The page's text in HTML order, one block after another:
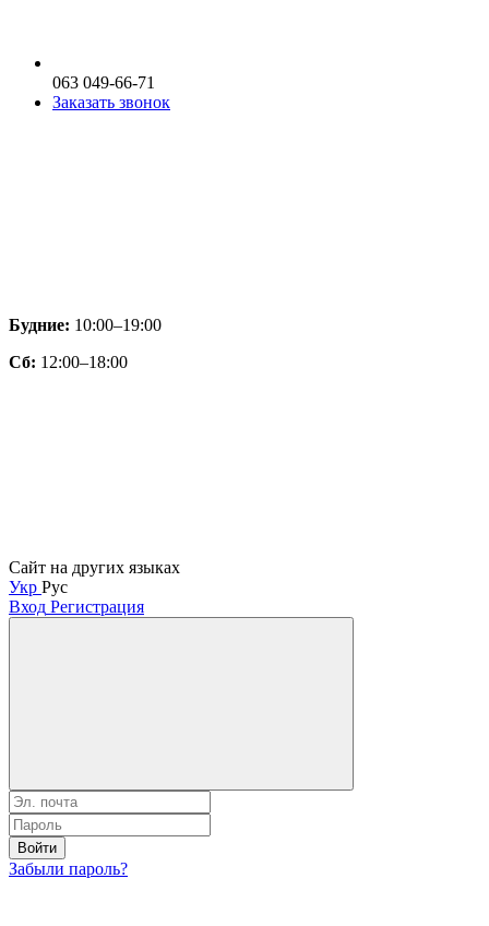
063 049-66-71
Заказать звонок
Будние: 10:00–19:00
Сб: 12:00–18:00
Сайт на других языках
Укр Рус
Вход Регистрация
Войти
Забыли пароль?